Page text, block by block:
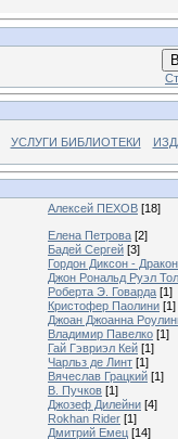
УСЛУГИ БИБЛИОТЕКИ
Алексей ПЕХОВ [18]
Елена Петрова [2]
Бадей Сергей [3]
Гордон Диксон -
Джон Рональд Руэл
Роберта Э. Говарда [1]
Кристофер Паолини [1]
Джоан Джоанна
Владимир Павелко [1]
Гай Гэвриэл Кей [1]
Чарльз де Линт [1]
Вячеслав Грацкий [1]
В. Пучков [1]
Джозеф Дилейни [4]
Rokhan Rider [1]
Дмитрий Емец [14]